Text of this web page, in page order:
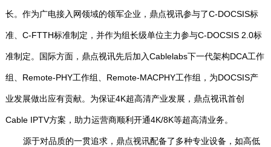
长。作为广电接入网领域的领军企业，鼎点视讯参与了C-DOCSIS标
准、C-FTTH标准制定，并作为组长级单位主力参与C-DOCSIS 2.0标
准制定。国际方面，鼎点视讯先后加入Cablelabs下一代架构DCA工作
组、Remote-PHY工作组、Remote-MACPHY工作组，为DOCSIS产
业发展做出应有贡献。为保证4K超高清产业发展，鼎点视讯首创
Cable IPTV方案，助力运营商顺利开通4K/8K等超高清业务。
源于对品质的一贯追求，鼎点视讯配备了多种专业设备，如高低